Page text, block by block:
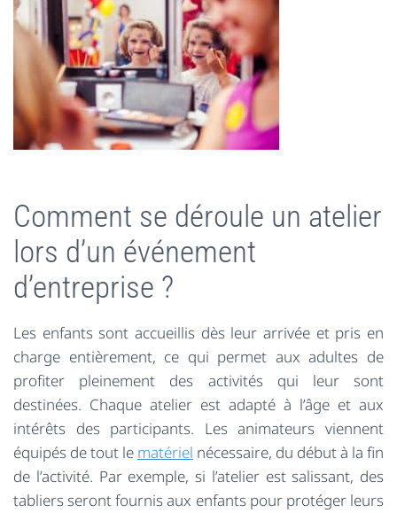
Comment se déroule un atelier
lors d’un événement
d’entreprise ?
Les enfants sont accueillis dès leur arrivée et pris en
charge entièrement, ce qui permet aux adultes de
profiter pleinement des activités qui leur sont
destinées. Chaque atelier est adapté à l’âge et aux
intérêts des participants. Les animateurs viennent
équipés de tout le matériel nécessaire, du début à la fin
de l’activité. Par exemple, si l’atelier est salissant, des
tabliers seront fournis aux enfants pour protéger leurs